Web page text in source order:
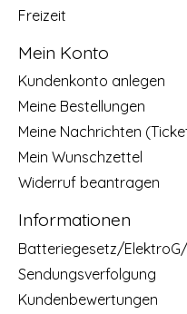
Freizeit
Mein Konto
Kundenkonto anlegen
Meine Bestellungen
Meine Nachrichten
Mein Wunschzettel
Widerruf beantragen
Informationen
Batteriegesetz/
Sendungsverfolgung
Kundenbewertungen